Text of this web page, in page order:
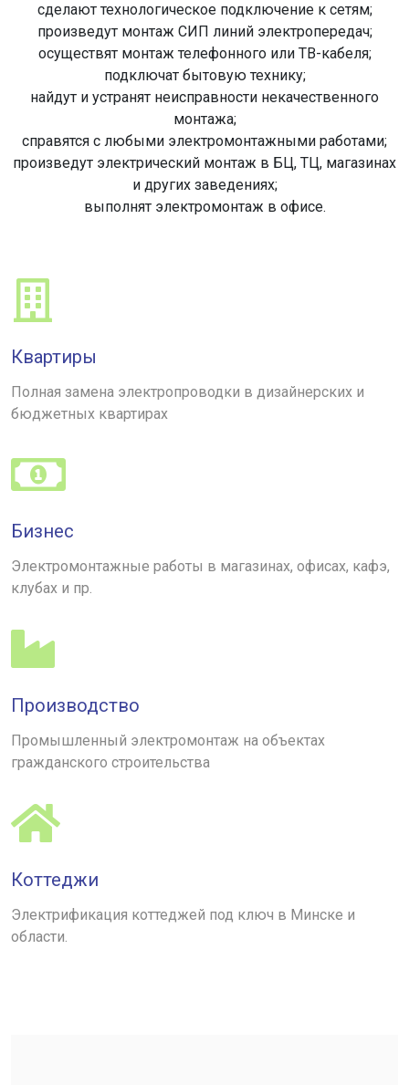
сделают технологическое подключение к сетям;
произведут монтаж СИП линий электропередач;
осуществят монтаж телефонного или ТВ-кабеля;
подключат бытовую технику;
найдут и устранят неисправности некачественного
монтажа;
справятся с любыми электромонтажными работами;
произведут электрический монтаж в БЦ, ТЦ, магазинах
и других заведениях;
выполнят электромонтаж в офисе.
Квартиры
Полная замена электропроводки в дизайнерских и
бюджетных квартирах
Бизнес
Электромонтажные работы в магазинах, офисах, кафэ,
клубах и пр.
Производство
Промышленный электромонтаж на объектах
гражданского строительства
Коттеджи
Электрификация коттеджей под ключ в Минске и
области.